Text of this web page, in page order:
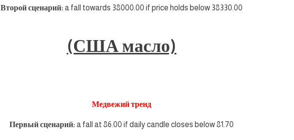
Второй сценарий: a fall towards 38000.00 if price holds below 38330.00
(США масло)
Медвежий тренд
Первый сценарий: a fall at 86.00 if daily candle closes below 81.70